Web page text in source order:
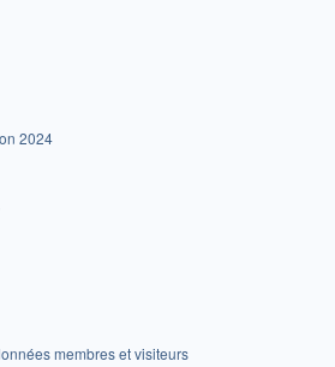
2024
membres et visiteurs